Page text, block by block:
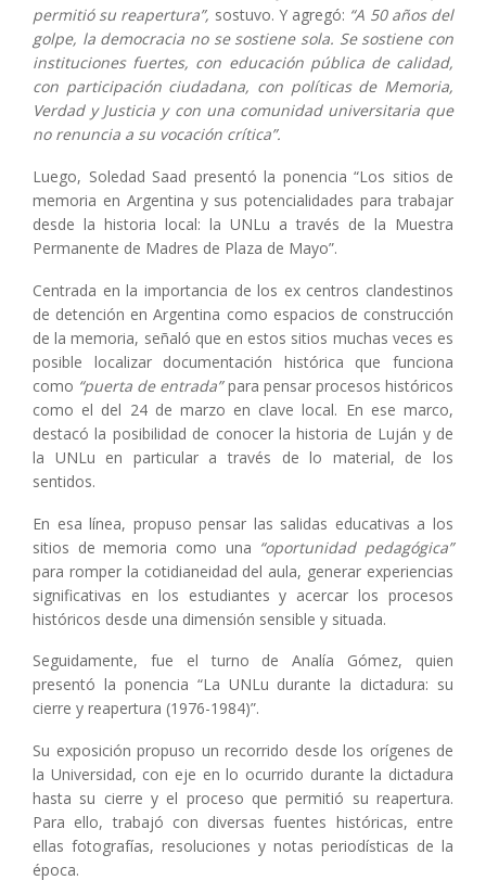
permitió su reapertura”, sostuvo. Y agregó: “A 50 años del
golpe, la democracia no se sostiene sola. Se sostiene con
instituciones fuertes, con educación pública de calidad,
con participación ciudadana, con políticas de Memoria,
Verdad y Justicia y con una comunidad universitaria que
no renuncia a su vocación crítica”.
Luego, Soledad Saad presentó la ponencia “Los sitios de
memoria en Argentina y sus potencialidades para trabajar
desde la historia local: la UNLu a través de la Muestra
Permanente de Madres de Plaza de Mayo”.
Centrada en la importancia de los ex centros clandestinos
de detención en Argentina como espacios de construcción
de la memoria, señaló que en estos sitios muchas veces es
posible localizar documentación histórica que funciona
como “puerta de entrada”para pensar procesos históricos
como el del 24 de marzo en clave local. En ese marco,
destacó la posibilidad de conocer la historia de Luján y de
la UNLu en particular a través de lo material, de los
sentidos.
En esa línea, propuso pensar las salidas educativas a los
sitios de memoria como una “oportunidad pedagógica”
para romper la cotidianeidad del aula, generar experiencias
significativas en los estudiantes y acercar los procesos
históricos desde una dimensión sensible y situada.
Seguidamente, fue el turno de Analía Gómez, quien
presentó la ponencia “La UNLu durante la dictadura: su
cierre y reapertura (1976-1984)”.
Su exposición propuso un recorrido desde los orígenes de
la Universidad, con eje en lo ocurrido durante la dictadura
hasta su cierre y el proceso que permitió su reapertura.
Para ello, trabajó con diversas fuentes históricas, entre
ellas fotografías, resoluciones y notas periodísticas de la
época.